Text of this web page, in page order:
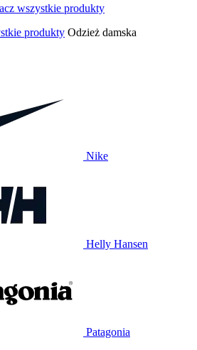
produkty Odzież damska
Nike
Helly Hansen
Patagonia